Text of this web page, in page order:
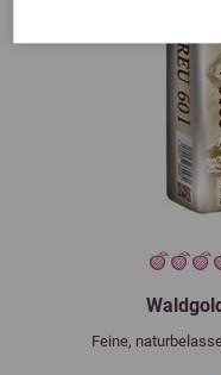
Feine,